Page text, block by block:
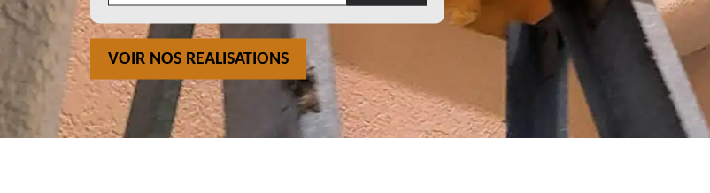
VOIR NOS REALISATIONS